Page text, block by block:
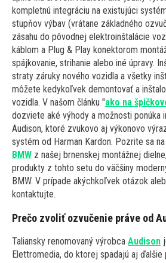
kompletnú integráciu na existujúci
stupňov výbav (vrátane základného
zásahu do pôvodnej elektroinštalácie
káblom a Plug & Play konektorom
spájkovanie, strihanie alebo iné úpravy.
straty záruky nového vozidla a všetky
môžete kedykoľvek demontovať a
vozidla. V našom článku "ako na
dozviete aké výhody a možnosti ponúka
Audison, ktoré zvukovo aj výkonovo
systém od Harman Kardon. Pozrite sa
BMW z našej brnenskej montážnej
produkty z tohto setu do väčšiny
BMW. V prípade akýchkoľvek otázok
kontaktujte.
Prečo zvoliť ozvučenie práve od
Taliansky renomovaný výrobca Audison
Elettromedia, do ktorej spadajú aj ďalšie